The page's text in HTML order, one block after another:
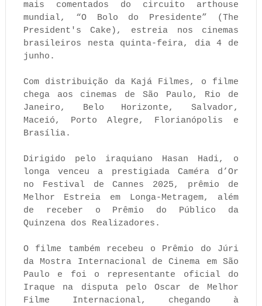
mais comentados do circuito arthouse
mundial, “O Bolo do Presidente” (The
President's Cake), estreia nos cinemas
brasileiros nesta quinta-feira, dia 4 de
junho.
Com distribuição da Kajá Filmes, o filme
chega aos cinemas de São Paulo, Rio de
Janeiro, Belo Horizonte, Salvador,
Maceió, Porto Alegre, Florianópolis e
Brasília.
Dirigido pelo iraquiano Hasan Hadi, o
longa venceu a prestigiada Caméra d’Or
no Festival de Cannes 2025, prêmio de
Melhor Estreia em Longa-Metragem, além
de receber o Prêmio do Público da
Quinzena dos Realizadores.
O filme também recebeu o Prêmio do Júri
da Mostra Internacional de Cinema em São
Paulo e foi o representante oficial do
Iraque na disputa pelo Oscar de Melhor
Filme Internacional, chegando à